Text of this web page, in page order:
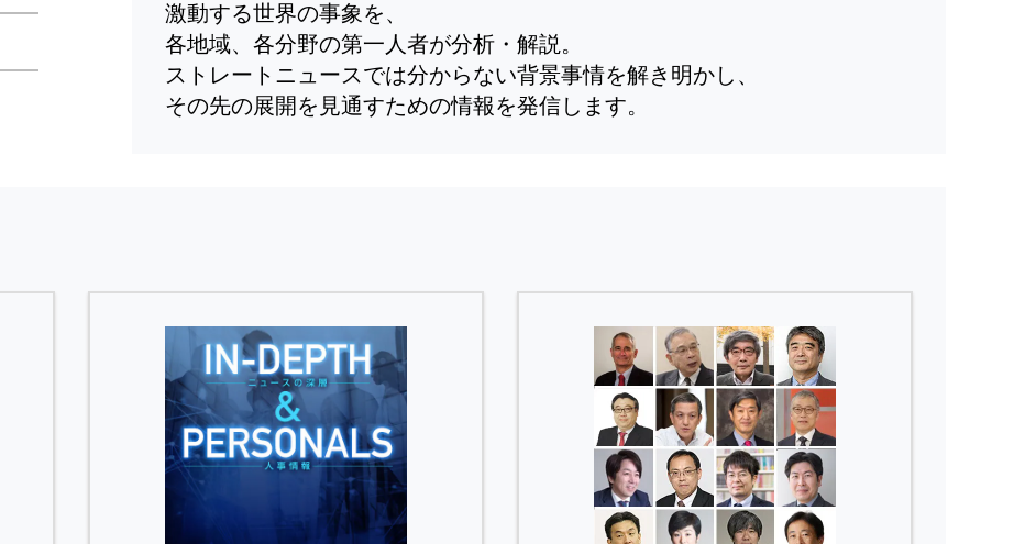
激動する世界の事象を、
各地域、各分野の第一人者が分析・解説。
ストレートニュースでは分からない背景事情を解き明かし、
その先の展開を見通すための情報を発信します。